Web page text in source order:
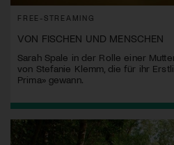
FREE-STREAMING
VON FISCHEN UND MENSCHEN
Sarah Spale in der Rolle einer
von Stefanie Klemm, die für ihr
Prima» gewann.